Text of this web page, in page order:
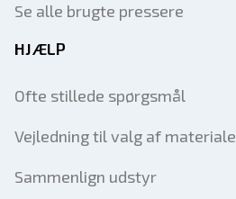
Se alle brugte pressere
HJÆLP
Ofte stillede spørgsmål
Vejledning til valg af materiale
Sammenlign udstyr